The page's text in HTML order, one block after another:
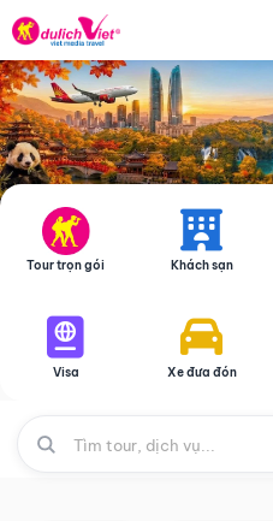
Tour trọn gói Khách sạn
Visa Xe đưa đón